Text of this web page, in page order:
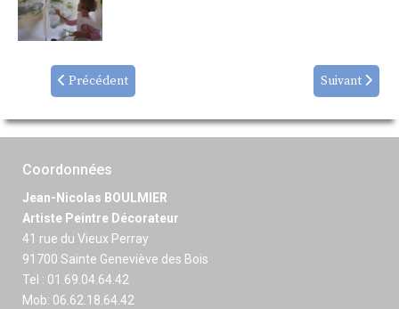
Précédent Suivant
Coordonnées
Jean-Nicolas BOULMIER
Artiste Peintre Décorateur
41 rue du Vieux Perray
91700 Sainte Geneviève des Bois
Tel : 01.69.04.64.42
Mob: 06.62.18.64.42